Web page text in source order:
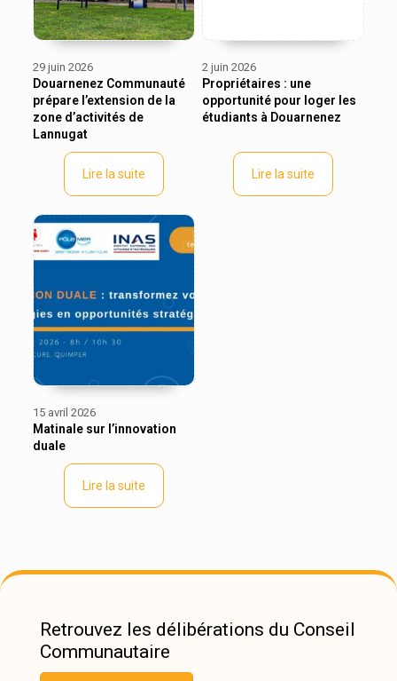
29 juin 2026
Douarnenez Communauté
prépare l’extension de la
zone d’activités de
Lannugat
Lire la suite
2 juin 2026
Propriétaires : une
opportunité pour loger les
étudiants à Douarnenez
Lire la suite
15 avril 2026
Matinale sur l’innovation
duale
Lire la suite
Retrouvez les délibérations du Conseil
Communautaire